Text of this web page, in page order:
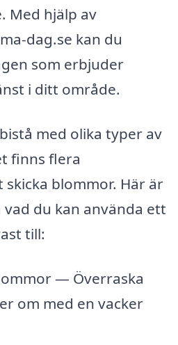
Med hjälp av
dag.se kan du
som erbjuder
i ditt område.
med olika typer av
finns flera
blommor. Här är
du kan använda ett
till:
— Överraska
om med en vacker